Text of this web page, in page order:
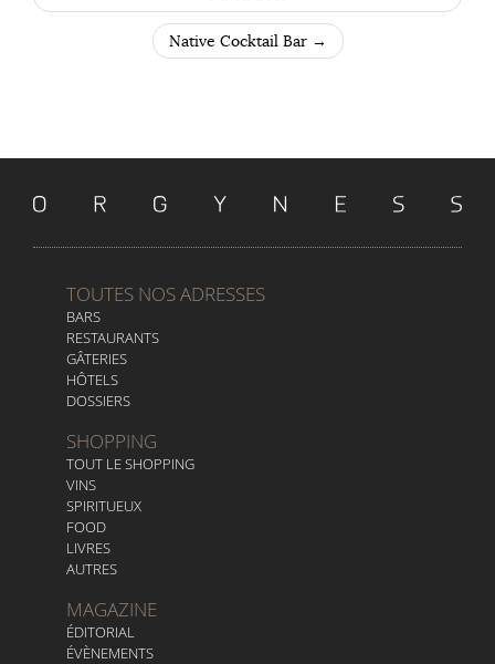
Native Cocktail Bar →
TOUTES NOS ADRESSES
BARS
RESTAURANTS
GÂTERIES
HÔTELS
DOSSIERS
SHOPPING
TOUT LE SHOPPING
VINS
SPIRITUEUX
FOOD
LIVRES
AUTRES
MAGAZINE
ÉDITORIAL
ÉVÈNEMENTS